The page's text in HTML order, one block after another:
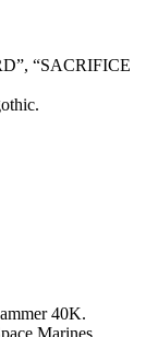
“SACRIFICE
40K.
Marines.